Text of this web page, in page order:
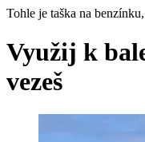
Tohle je taška na
Využij k
vezeš